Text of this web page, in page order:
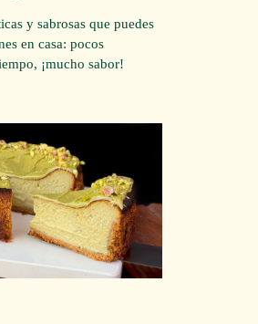
y sabrosas que puedes
en casa: pocos
¡mucho sabor!